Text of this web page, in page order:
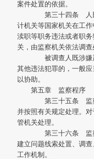
案件处置的依据。
第三十四条 人民
计机关等国家机关在工
渎职等职务违法或者职
关，由监察机关依法调查
被调查人既涉嫌
其他违法犯罪的，一般
以协助。
第五章 监察程序
第三十五条 监察
并按照有关规定处理。
管机关处理。
第三十六条 监察
建立问题线索处置、调
工作机制。